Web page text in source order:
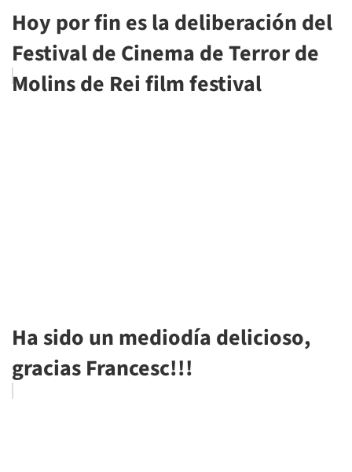
Hoy por fin es la deliberación del
Festival de Cinema de Terror de
Molins de Rei film festival
Ha sido un mediodía delicioso,
gracias Francesc!!!